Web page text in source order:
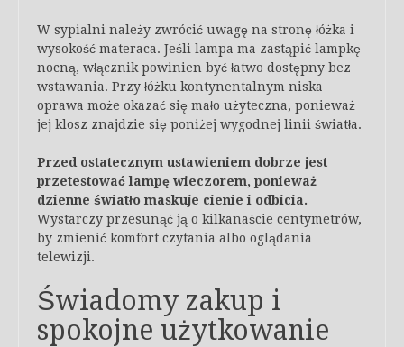
W sypialni należy zwrócić uwagę na stronę łóżka i
wysokość materaca. Jeśli lampa ma zastąpić lampkę
nocną, włącznik powinien być łatwo dostępny bez
wstawania. Przy łóżku kontynentalnym niska
oprawa może okazać się mało użyteczna, ponieważ
jej klosz znajdzie się poniżej wygodnej linii światła.
Przed ostatecznym ustawieniem dobrze jest
przetestować lampę wieczorem, ponieważ
dzienne światło maskuje cienie i odbicia.
Wystarczy przesunąć ją o kilkanaście centymetrów,
by zmienić komfort czytania albo oglądania
telewizji.
Świadomy zakup i
spokojne użytkowanie